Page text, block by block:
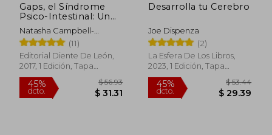
Gaps, el Síndrome
Psico-Intestinal: Un
Tratamiento Natural
Para el Autismo, la
Dispraxia, el Trastorno
por Déficit de
Atención con o sin. Y
(Salud y Plantas)
Natasha Campbell-
McBride
(11)
Editorial Diente De León,
2017, 1 Edición, Tapa
Blanda, Nuevo
Desarrolla tu Cerebro
Joe Dispenza
(2)
La Esfera De Los Libros,
2023, 1 Edición, Tapa
Blanda, Nuevo